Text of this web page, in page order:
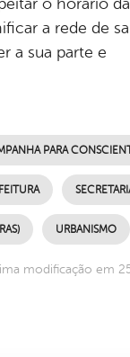
a rede de
a sua parte e
PARA
URBANISMO
modificação em